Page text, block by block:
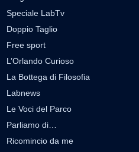
Speciale LabTv
Doppio Taglio
Free sport
L’Orlando Curioso
La Bottega di Filosofia
Labnews
Le Voci del Parco
Parliamo di…
Ricomincio da me